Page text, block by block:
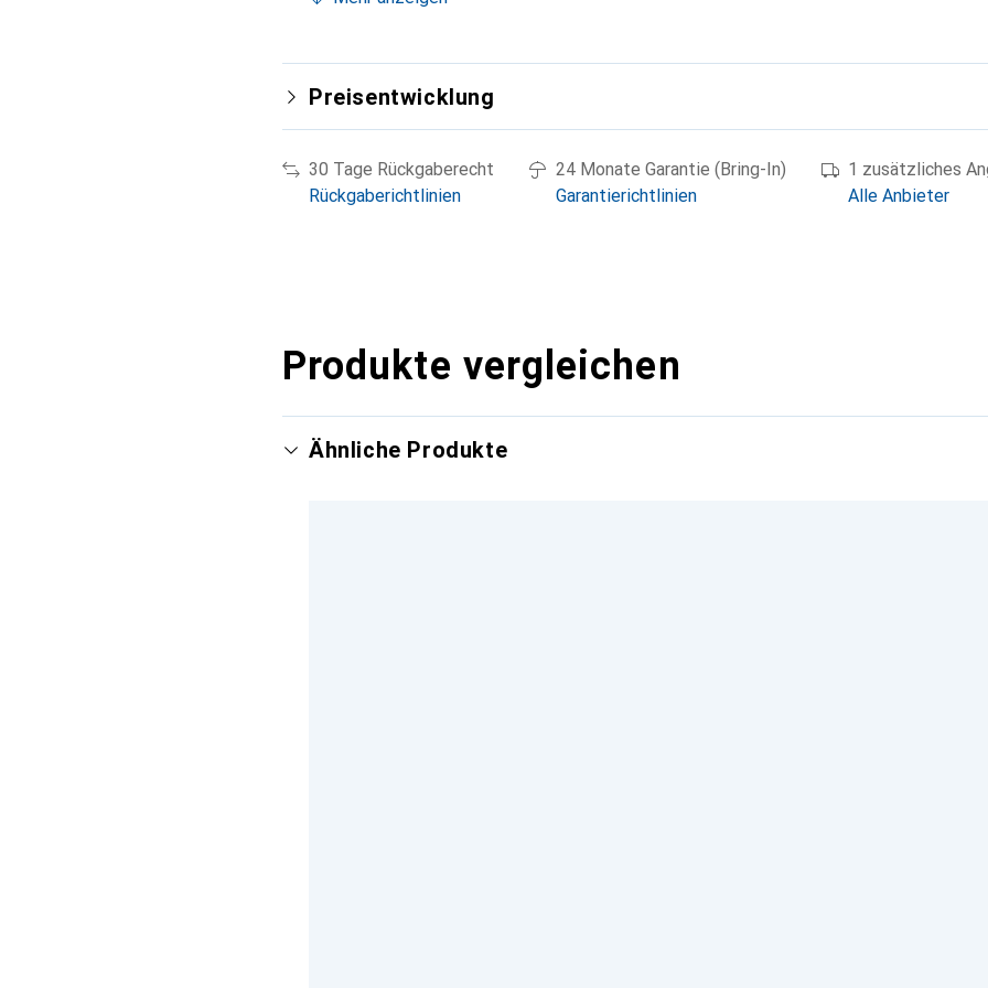
Preisentwicklung
30 Tage Rückgaberecht
Rückgaberichtlinien
24 Monate Garantie (Bring-In)
Garantierichtlinien
1 zusätzliches
Alle Anbieter
Produkte vergleichen
Ähnliche Produkte